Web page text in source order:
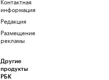
информация
Редакция
Размещение
рекламы
Другие
продукты
РБК